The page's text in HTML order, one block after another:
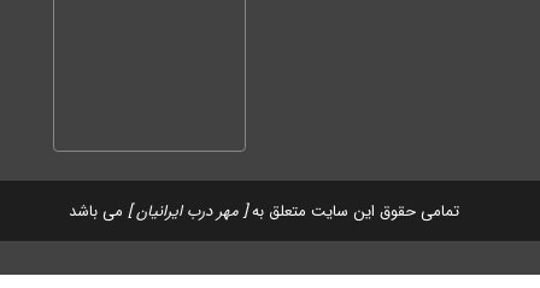
تمامی حقوق این سایت متعلق به[ مهر درب ایرانیان ] می باشد